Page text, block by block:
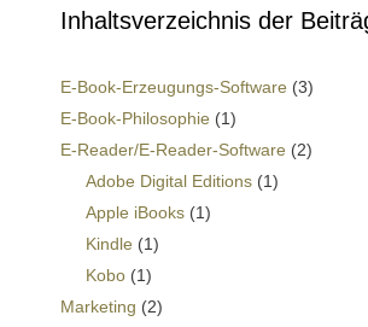
Inhaltsverzeichnis der
E-Book-Erzeugungs-Software (3)
E-Book-Philosophie (1)
E-Reader/E-Reader-Software (2)
Adobe Digital Editions (1)
Apple iBooks (1)
Kindle (1)
Kobo (1)
Marketing (2)